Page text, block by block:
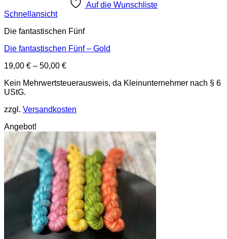
Auf die Wunschliste
Schnellansicht
Die fantastischen Fünf
Die fantastischen Fünf – Gold
19,00 € – 50,00 €
Kein Mehrwertsteuerausweis, da Kleinunternehmer nach § 6
UStG.
zzgl. Versandkosten
Angebot!